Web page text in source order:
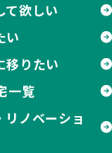
て欲しい
い
移りたい
一覧
リノベーショ